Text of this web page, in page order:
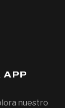
APP
nuestro